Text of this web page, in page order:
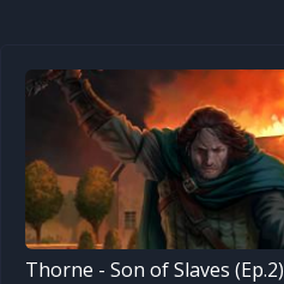
Thorne - Son of Slaves (Ep.2)